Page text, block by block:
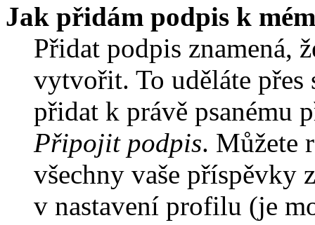
Jak přidám podpis k
Přidat podpis znamená,
vytvořit. To uděláte
přidat k právě psanému
Připojit podpis. Můžete
všechny vaše příspěvky
v nastavení profilu (je